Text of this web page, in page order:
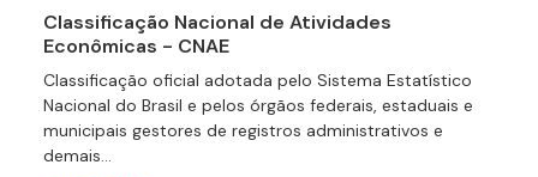
Classificação Nacional de Atividades
Econômicas - CNAE
Classificação oficial adotada pelo Sistema Estatístico
Nacional do Brasil e pelos órgãos federais, estaduais e
municipais gestores de registros administrativos e
demais...